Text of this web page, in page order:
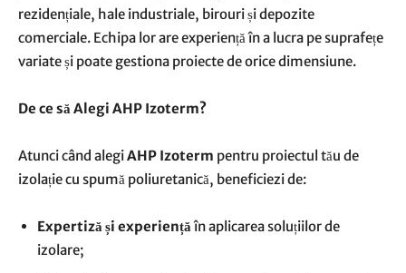
rezidențiale, hale industriale, birouri și depozite
comerciale. Echipa lor are experiență în a lucra pe suprafețe
variate și poate gestiona proiecte de orice dimensiune.
De ce să Alegi AHP Izoterm?
Atunci când alegiAHP Izoterm pentru proiectul tău de
izolație cu spumă poliuretanică, beneficiezi de:
Expertiză și experiențăîn aplicarea soluțiilor de
izolare;